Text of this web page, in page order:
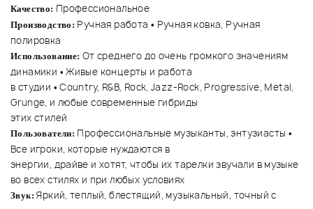
Качество: Профессиональное
Производство: Ручная работа • Ручная ковка, Ручная
полировка
Использование: От среднего до очень громкого значениям
динамики • Живые концерты и работа
в студии • Country, R&B, Rock, Jazz-Rock, Progressive, Metal,
Grunge, и любые современные гибриды
этих стилей
Пользователи: Профессиональные музыканты, энтузиасты •
Все игроки, которые нуждаются в
энергии, драйве и хотят, чтобы их тарелки звучали в музыке
во всех стилях и при любых условиях
Звук: Яркий, теплый, блестящий, музыкальный, точный с